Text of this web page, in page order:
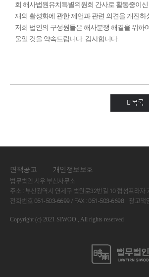
회 해사법원유치특별위원회 간사로 활동중이
재의 활성화에 관한 제언과 관련 의견을 개진하
저희 법인의 구성원들은 해사분쟁 해결을 위하
울일 것을 약속드립니다. 감사합니다.
목록
법무법인 시우 부산사무소
주소 : 부산광역시 연제구 법원로32번길 10 협성프라자
전화번호 051-503-6699 / FAX : 051-503-6698
광고책
Copyright (c) 2021 SIWOO., All rights reserved
면책공고 개인정보보호